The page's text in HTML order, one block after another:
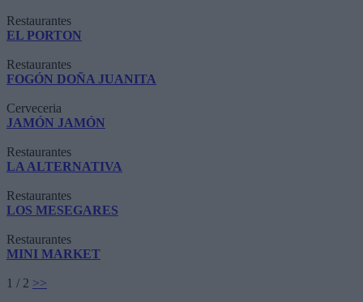
Restaurantes
EL PORTON
Restaurantes
FOGÓN DOÑA JUANITA
Cerveceria
JAMÓN JAMÓN
Restaurantes
LA ALTERNATIVA
Restaurantes
LOS MESEGARES
Restaurantes
MINI MARKET
1 / 2 >>